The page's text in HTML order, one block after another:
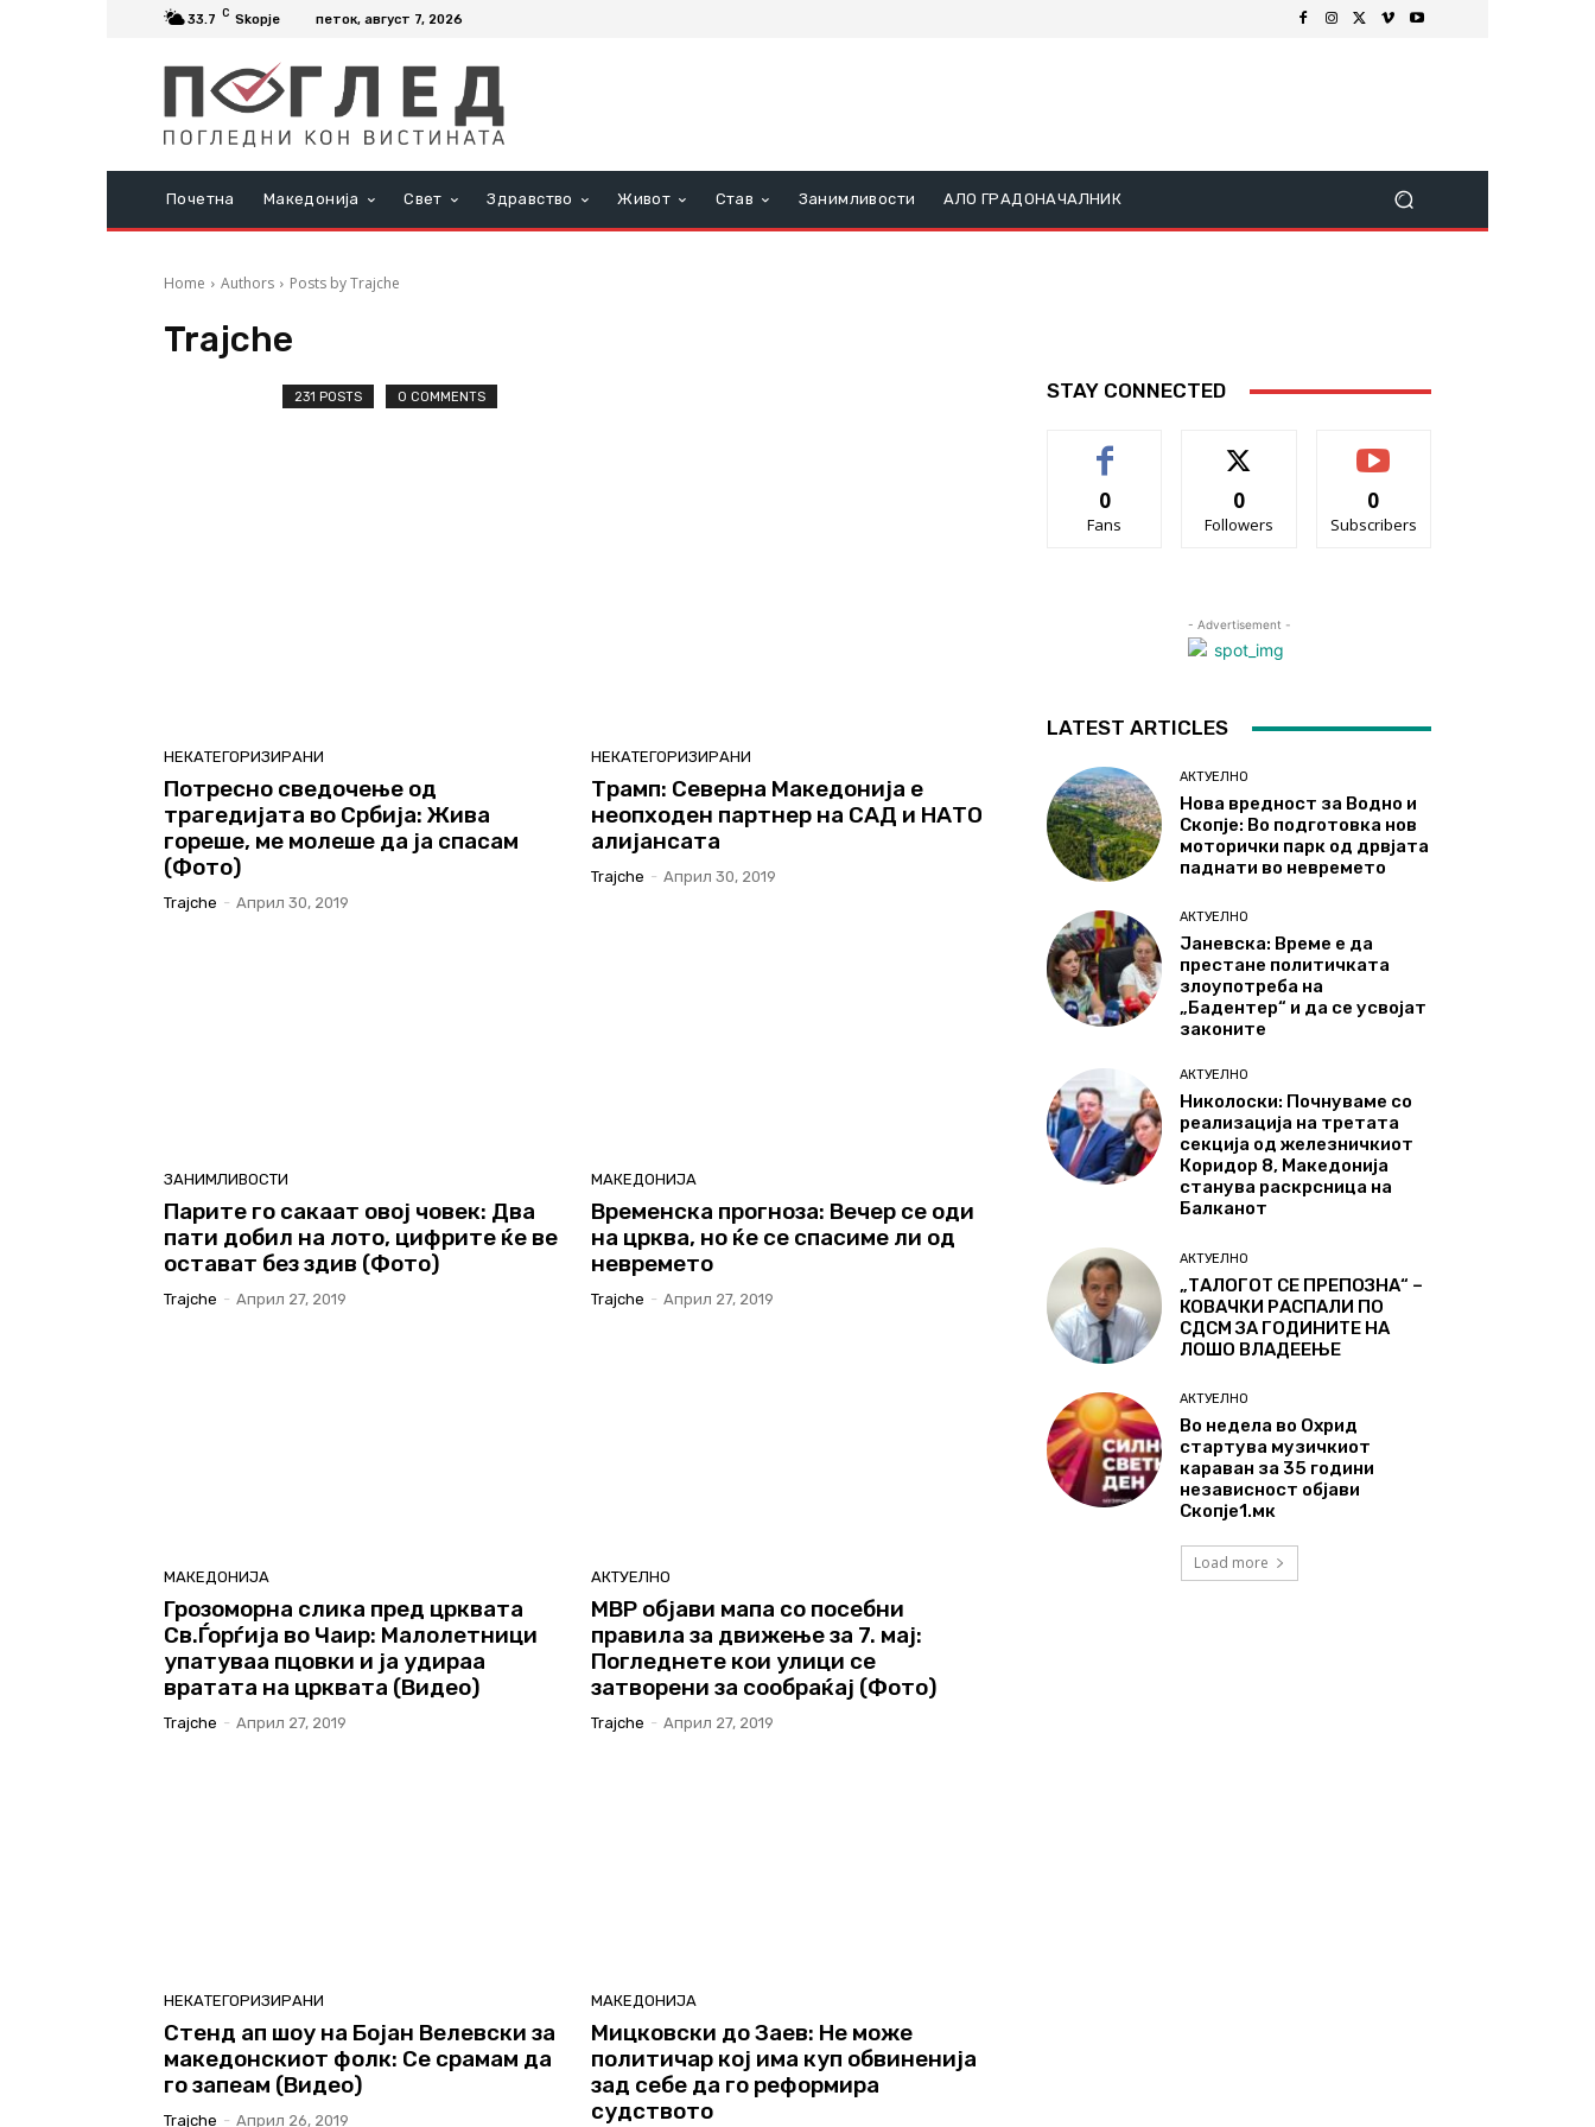
33.7 C Skopje петок, август 7, 2026
Почетна Македонија Свет Здравство Живот Став Занимливости АЛО ГРАДОНАЧАЛНИК
Home Authors Posts by Trajche
Trajche
231 POSTS 0 COMMENTS
НЕКАТЕГОРИЗИРАНИ
Потресно сведочење од
трагедијата во Србија: Жива
гореше, ме молеше да ја спасам
(Фото)
Trajche - Април 30, 2019
НЕКАТЕГОРИЗИРАНИ
Трамп: Северна Македонија е
неопходен партнер на САД и НАТО
алијансата
Trajche - Април 30, 2019
ЗАНИМЛИВОСТИ
Парите го сакаат овој човек: Два
пати добил на лото, цифрите ќе ве
остават без здив (Фото)
Trajche - Април 27, 2019
МАКЕДОНИЈА
Временска прогноза: Вечер се оди
на црква, но ќе се спасиме ли од
невремето
Trajche - Април 27, 2019
МАКЕДОНИЈА
Грозоморна слика пред црквата
Св.Ѓорѓија во Чаир: Малолетници
упатуваа пцовки и ја удираа
вратата на црквата (Видео)
Trajche - Април 27, 2019
АКТУЕЛНО
МВР објави мапа со посебни
правила за движење за 7. мај:
Погледнете кои улици се
затворени за сообраќај (Фото)
Trajche - Април 27, 2019
НЕКАТЕГОРИЗИРАНИ
Стенд ап шоу на Бојан Велевски за
македонскиот фолк: Се срамам да
го запеам (Видео)
Trajche - Април 26, 2019
МАКЕДОНИЈА
Мицковски до Заев: Не може
политичар кој има куп обвиненија
зад себе да го реформира
судството
STAY CONNECTED
0
Fans
0
Followers
0
Subscribers
- Advertisement -
LATEST ARTICLES
АКТУЕЛНО
Нова вредност за Водно и
Скопје: Во подготовка нов
моторички парк од дрвјата
паднати во невремето
АКТУЕЛНО
Јаневска: Време е да
престане политичката
злоупотреба на
„Бадентер“ и да се усвојат
законите
АКТУЕЛНО
Николоски: Почнуваме со
реализација на третата
секција од железничкиот
Коридор 8, Македонија
станува раскрсница на
Балканот
АКТУЕЛНО
„ТАЛОГОТ СЕ ПРЕПОЗНА“ –
КОВАЧКИ РАСПАЛИ ПО
СДСМ ЗА ГОДИНИТЕ НА
ЛОШО ВЛАДЕЕЊЕ
АКТУЕЛНО
Во недела во Охрид
стартува музичкиот
караван за 35 години
независност објави
Скопје1.мк
Load more